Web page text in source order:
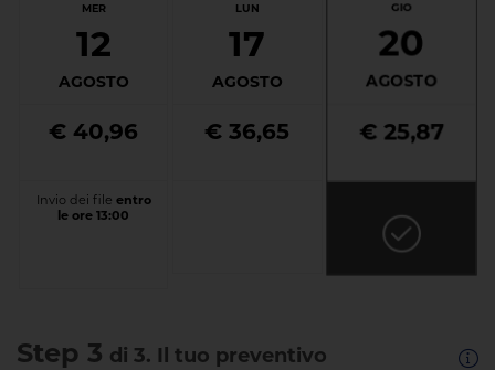
MER
12
AGOSTO
€ 40,96
Invio dei file entro
le ore 13:00
LUN
17
AGOSTO
€ 36,65
GIO
20
AGOSTO
€ 25,87
Step 3 di 3. Il tuo preventivo